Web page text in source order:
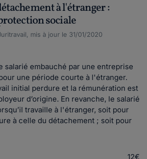
à l'étranger :
sociale
mis à jour le 31/01/2020
salarié embauché par une entreprise
une période courte à l'étranger.
initial perdure et la rémunération est
d’origine. En revanche, le salarié
travaille à l'étranger, soit pour
à celle du détachement ; soit pour
12€